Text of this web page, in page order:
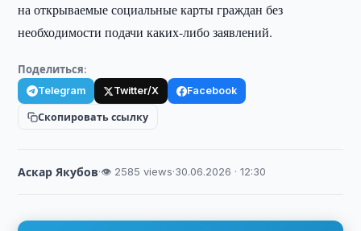
на открываемые социальные карты граждан без
необходимости подачи каких-либо заявлений.
Поделиться:
Telegram Twitter/X Facebook
Скопировать ссылку
Аскар Якубов·👁 2585 views·30.06.2026 · 12:30